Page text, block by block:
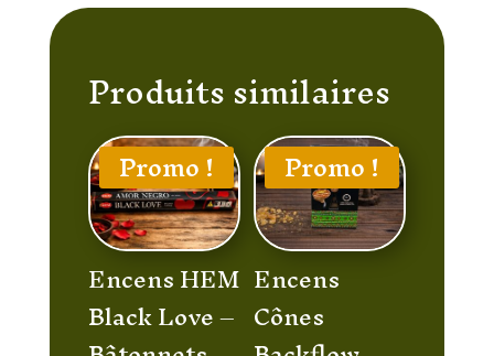
Produits similaires
Promo !
Encens HEM
Black Love –
Promo !
Encens
Cônes